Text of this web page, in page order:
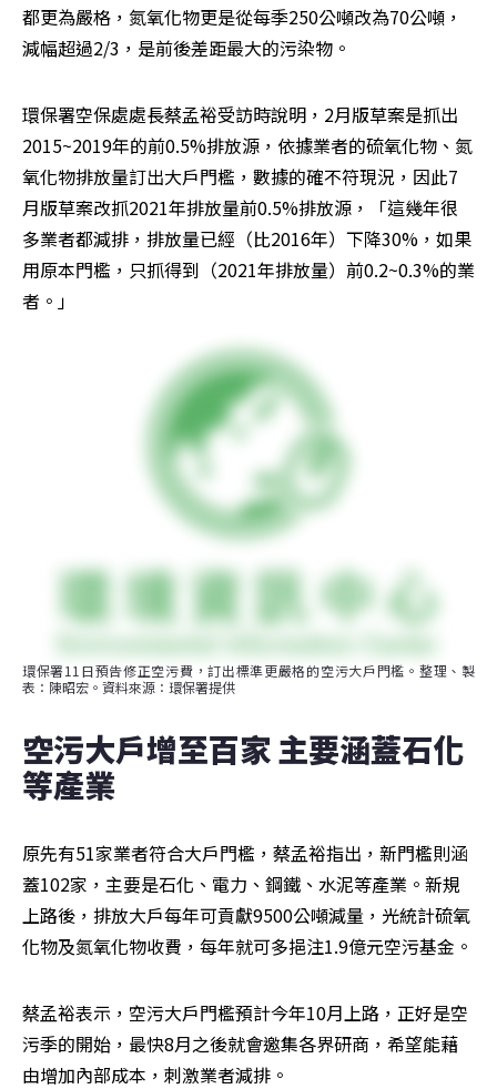
都更為嚴格，氮氧化物更是從每季250公噸改為70公噸，
減幅超過2/3，是前後差距最大的污染物。
環保署空保處處長蔡孟裕受訪時說明，2月版草案是抓出
2015~2019年的前0.5%排放源，依據業者的硫氧化物、氮
氧化物排放量訂出大戶門檻，數據的確不符現況，因此7
月版草案改抓2021年排放量前0.5%排放源，「這幾年很
多業者都減排，排放量已經（比2016年）下降30%，如果
用原本門檻，只抓得到（2021年排放量）前0.2~0.3%的業
者。」
環保署11日預告修正空污費，訂出標準更嚴格的空污大戶門檻。整理、製
表：陳昭宏。資料來源：環保署提供
空污大戶增至百家 主要涵蓋石化
等產業
原先有51家業者符合大戶門檻，蔡孟裕指出，新門檻則涵
蓋102家，主要是石化、電力、鋼鐵、水泥等產業。新規
上路後，排放大戶每年可貢獻9500公噸減量，光統計硫氧
化物及氮氧化物收費，每年就可多挹注1.9億元空污基金。
蔡孟裕表示，空污大戶門檻預計今年10月上路，正好是空
污季的開始，最快8月之後就會邀集各界研商，希望能藉
由增加內部成本，刺激業者減排。